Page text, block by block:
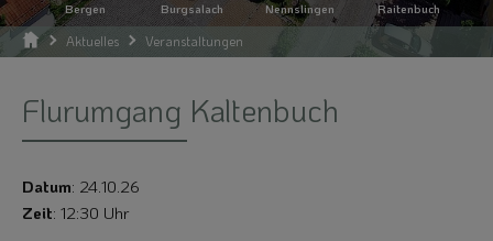
Bergen Burgsalach Nennslingen Raitenbuch
Aktuelles Veranstaltungen
Flurumgang Kaltenbuch
Datum: 24.10.26
Zeit: 12:30 Uhr